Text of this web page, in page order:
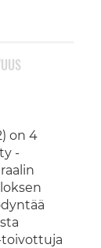
on 4
-
toivottuja